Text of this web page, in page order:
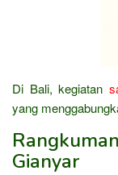
Di Bali, kegiatan
yang
Gianyar